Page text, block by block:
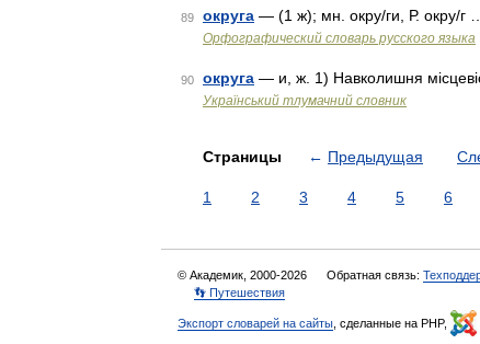
89 округа — (1 ж); мн. окру/ги, Р. окру/г …
Орфографический словарь русского языка
90 округа — и, ж. 1) Навколишня
Український тлумачний словник
Страницы ← Предыдущая
1 2 3 4 5 6
© Академик, 2000-2026 Обратная связь:
👣 Путешествия
Экспорт словарей на сайты , сделанные на PHP,